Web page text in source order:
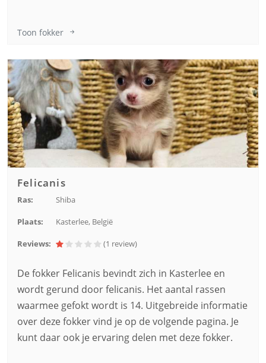
Toon fokker
Felicanis
Ras: Shiba
Plaats: Kasterlee, België
Reviews: (1 review)
De fokker Felicanis bevindt zich in Kasterlee en
wordt gerund door felicanis. Het aantal rassen
waarmee gefokt wordt is 14. Uitgebreide informatie
over deze fokker vind je op de volgende pagina. Je
kunt daar ook je ervaring delen met deze fokker.